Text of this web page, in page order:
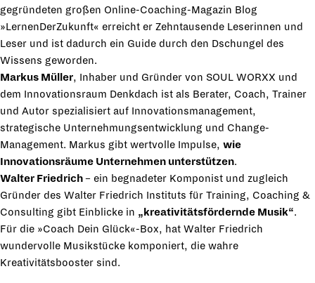
gegründeten großen Online-Coaching-Maga­zin Blog
»LernenDerZukunft« erreicht er Zehntausende Leserinnen und
Leser und ist dadurch ein Guide durch den Dschungel des
Wissens geworden.
Markus Müller, Inhaber und Gründer von SOUL WORXX und
dem Innovationsraum Denk­dach ist als Berater, Coach, Trainer
und Autor spezialisiert auf Innovationsmanagement,
strategische Unternehmungsentwicklung und Change-
Management. Markus gibt wertvolle Impulse, wie
Innovationsräume Unternehmen unterstützen.
Walter Friedrich– ein begnadeter Komponist und zugleich
Gründer des Walter Fried­rich Instituts für Training, Coaching &
Consulting gibt Einblicke in „kreativitätsfördernde Musik“.
Für die »Coach Dein Glück«-Box, hat Walter Friedrich
wundervolle Musikstücke komponiert, die wahre
Kreativitätsbooster sind.